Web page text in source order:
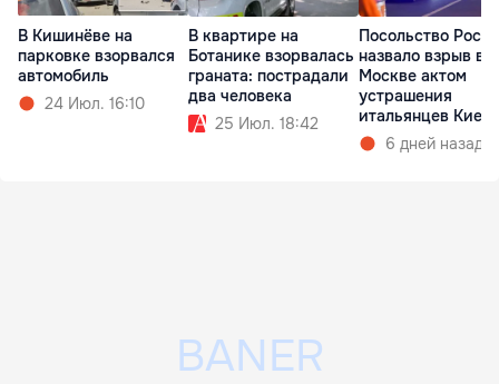
В Кишинёве на
парковке взорвался
автомобиль
24 Июл. 16:10
В квартире на
Ботанике взорвалась
граната: пострадали
два человека
25 Июл. 18:42
Посольство
назвало взрыв в
Москве актом
устрашения
итальянцев
6 дней назад